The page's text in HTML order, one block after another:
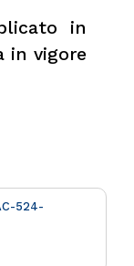
in
in vigore
524-